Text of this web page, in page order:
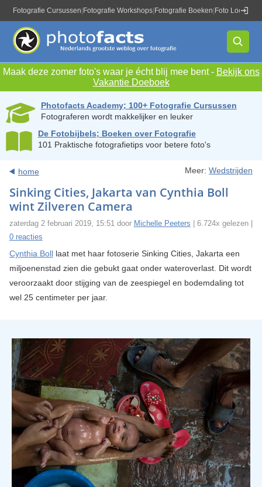
Fotografie Cursussen Fotografie Workshops Fotografie Boeken Foto Locaties
Maak deze zomer foto's waar je écht blij mee bent - Bekijk ons
Vakantie Doeboek
Photofacts Academy; 100+ Fotografie Cursussen
Fotograferen wordt makkelijker en leuker
De Fotobijbels; Boeken over Fotografie
101 Praktische fotografietips voor betere foto's
home Meer:Wedstrijden
Sinking Cities, Jakarta van Cynthia Boll
wint Zilveren Camera
zaterdag 2 februari 2019, 15:51 door Michelle Peeters | 6.724x gelezen |
0 reacties
Cynthia Bolllaat met haar fotoserie Sinking Cities, Jakarta een
miljoenenstad zien die gebukt gaat onder wateroverlast. Dit wordt
veroorzaakt door stijging van de zeespiegel en bodemdaling tot
wel 25 centimeter per jaar.